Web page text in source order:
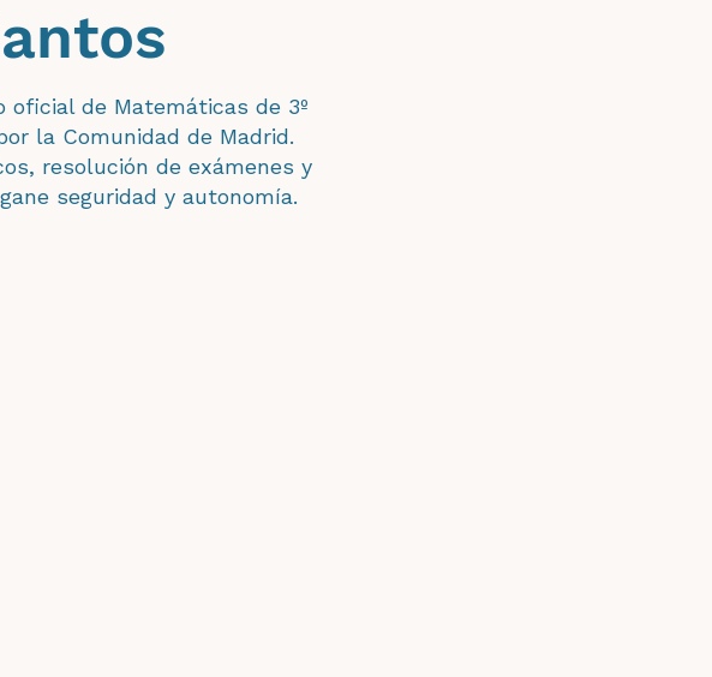
oficial de Matemáticas de 3º
la Comunidad de Madrid.
resolución de exámenes y
seguridad y autonomía.